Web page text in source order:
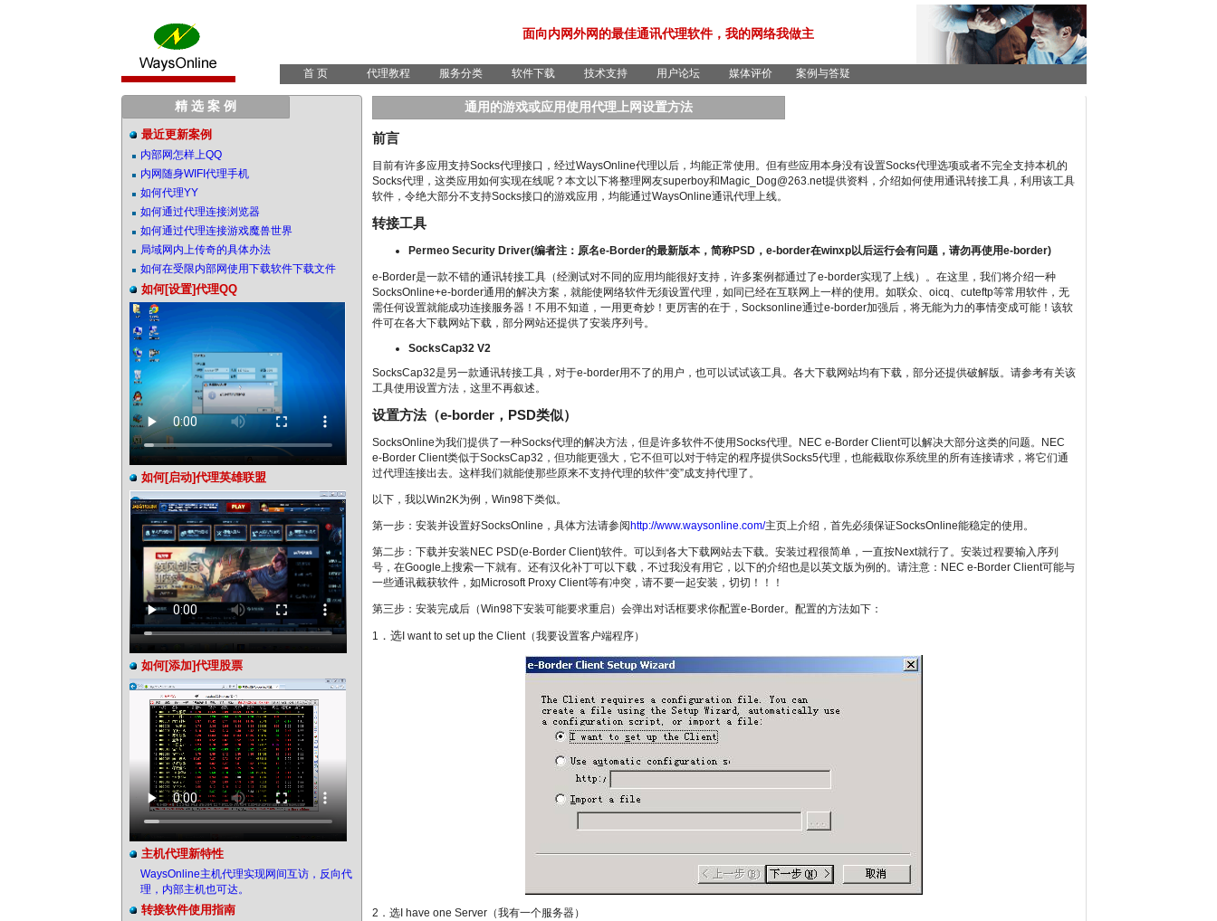
面向内网外网的最佳通讯代理软件，我的网络我做主
首 页 代理教程 服务分类 软件下载 技术支持 用户论坛 媒体评价 案例与答疑
精 选 案 例
最近更新案例
内部网怎样上QQ
内网随身WIFI代理手机
如何代理YY
如何通过代理连接浏览器
如何通过代理连接游戏魔兽世界
局域网内上传奇的具体办法
如何在受限内部网使用下载软件下载文件
如何[设置]代理QQ
如何[启动]代理英雄联盟
如何[添加]代理股票
主机代理新特性
WaysOnline主机代理实现网间互访，反向代
理，内部主机也可达。
转接软件使用指南
通用的游戏或应用使用代理上网设置方法
前言
目前有许多应用支持Socks代理接口，经过WaysOnline代理以后，均能正常使用。但有些应用本身没有设置Socks代理选项或者不完全支持本机的
Socks代理，这类应用如何实现在线呢？本文以下将整理网友superboy和Magic_Dog@263.net提供资料，介绍如何使用通讯转接工具，利用该工具
软件，令绝大部分不支持Socks接口的游戏应用，均能通过WaysOnline通讯代理上线。
转接工具
Permeo Security Driver(编者注：原名e-Border的最新版本，简称PSD，e-border在winxp以后运行会有问题，请勿再使用e-border)
e-Border是一款不错的通讯转接工具（经测试对不同的应用均能很好支持，许多案例都通过了e-border实现了上线）。在这里，我们将介绍一种
SocksOnline+e-border通用的解决方案，就能使网络软件无须设置代理，如同已经在互联网上一样的使用。如联众、oicq、cuteftp等常用软件，无
需任何设置就能成功连接服务器！不用不知道，一用更奇妙！更厉害的在于，Socksonline通过e-border加强后，将无能为力的事情变成可能！该软
件可在各大下载网站下载，部分网站还提供了安装序列号。
SocksCap32 V2
SocksCap32是另一款通讯转接工具，对于e-border用不了的用户，也可以试试该工具。各大下载网站均有下载，部分还提供破解版。请参考有关该
工具使用设置方法，这里不再叙述。
设置方法（e-border，PSD类似）
SocksOnline为我们提供了一种Socks代理的解决方法，但是许多软件不使用Socks代理。NEC e-Border Client可以解决大部分这类的问题。NEC
e-Border Client类似于SocksCap32，但功能更强大，它不但可以对于特定的程序提供Socks5代理，也能截取你系统里的所有连接请求，将它们通
过代理连接出去。这样我们就能使那些原来不支持代理的软件“变”成支持代理了。
以下，我以Win2K为例，Win98下类似。
第一步：安装并设置好SocksOnline，具体方法请参阅http://www.waysonline.com/主页上介绍，首先必须保证SocksOnline能稳定的使用。
第二步：下载并安装NEC PSD(e-Border Client)软件。可以到各大下载网站去下载。安装过程很简单，一直按Next就行了。安装过程要输入序列
号，在Google上搜索一下就有。还有汉化补丁可以下载，不过我没有用它，以下的介绍也是以英文版为例的。请注意：NEC e-Border Client可能与
一些通讯截获软件，如Microsoft Proxy Client等有冲突，请不要一起安装，切切！
！ ！
第三步：安装完成后（Win98下安装可能要求重启）会弹出对话框要求你配置e-Border。配置的方法如下：
1 ．选I want to set up the Client（我要设置客户端程序）
2．选I have one Server（我有一个服务器）